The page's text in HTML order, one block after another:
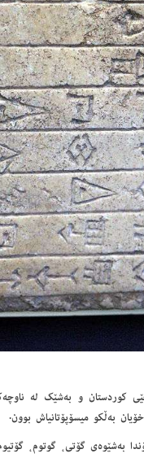
كوردستان و به‌شێك له‌
به‌ڵكو میسۆپۆتانیاش بوون.
به‌شێوه‌ی گۆتی، گوتوم،